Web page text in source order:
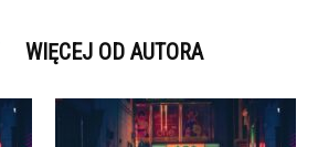
WIĘCEJ OD AUTORA